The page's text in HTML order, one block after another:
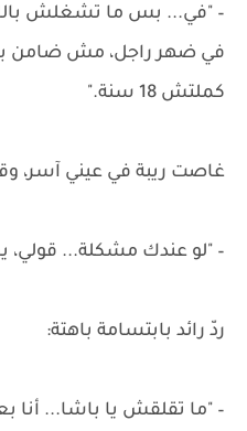
– "في... بس ما تشغلش بالك.
في ضهر راجل، مش ضامن
كملتش 18 سنة."
غاصت ريبة في عيني آسر،
– "لو عندك مشكلة... قولي،
ردّ رائد بابتسامة باهتة:
– "ما تقلقش يا باشا...